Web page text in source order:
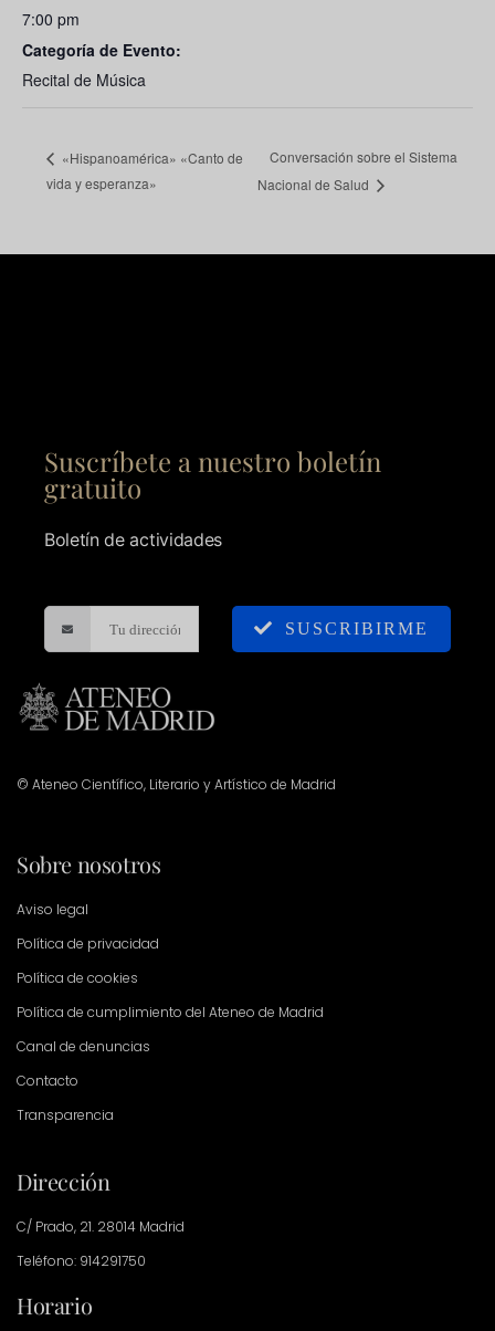
7:00 pm
Categoría de Evento:
Recital de Música
«Hispanoamérica» «Canto de
vida y esperanza»
Conversación sobre el Sistema
Nacional de Salud
Suscríbete a nuestro boletín
gratuito
Boletín de actividades
SUSCRIBIRME
© Ateneo Científico, Literario y Artístico de Madrid
Sobre nosotros
Aviso legal
Política de privacidad
Política de cookies
Política de cumplimiento del Ateneo de Madrid
Canal de denuncias
Contacto
Transparencia
Dirección
C/ Prado, 21. 28014 Madrid
Teléfono: 914291750
Horario